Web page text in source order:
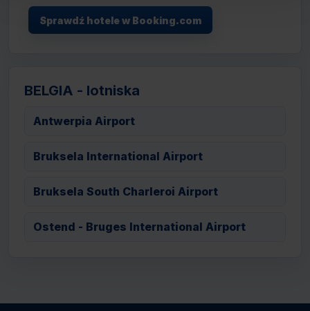
Sprawdź hotele w Booking.com
BELGIA - lotniska
Antwerpia Airport
Bruksela International Airport
Bruksela South Charleroi Airport
Ostend - Bruges International Airport